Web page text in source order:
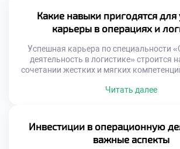
должны понимать, что перемены — это
Многие реформы терпят неудачу из-за
фактора. Техническая безупречность
Какие навыки пригодятся
карьеры в операциях и
Успешная карьера по специальности
деятельность в логистике» строится
сочетании жестких и мягких
адаптивности к изменениям.
технической сферой деятельности
потоками требует развитого
и коммуникации. Баланс аналитики и
Читать далее
Инвестиции в операционную
важные аспекты